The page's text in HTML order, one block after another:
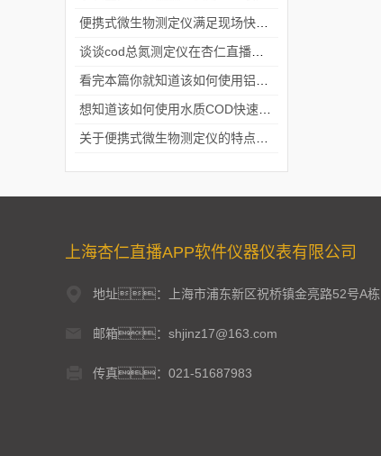
上海杏仁直播APP软件仪器仪表有限公司
地址：上海市浦东新区祝桥镇金亮路52号A栋
邮箱：shjinz17@163.com
传真：021-51687983